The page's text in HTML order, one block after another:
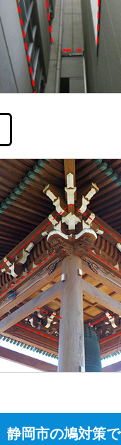
静岡市の鳩対策で